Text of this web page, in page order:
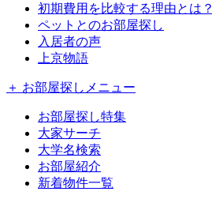
初期費用を比較する理由とは？
ペットとのお部屋探し
入居者の声
上京物語
＋ お部屋探しメニュー
お部屋探し特集
大家サーチ
大学名検索
お部屋紹介
新着物件一覧